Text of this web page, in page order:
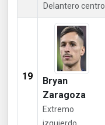
Delantero centro
19
Bryan
Zaragoza
Extremo